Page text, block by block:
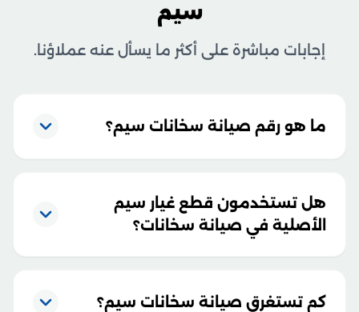
سيم
إجابات مباشرة على أكثر ما يسأل عنه عملاؤنا.
ما هو رقم صيانة سخانات سيم؟
هل تستخدمون قطع غيار سيم
الأصلية في صيانة سخانات؟
كم تستغرق صيانة سخانات سيم؟